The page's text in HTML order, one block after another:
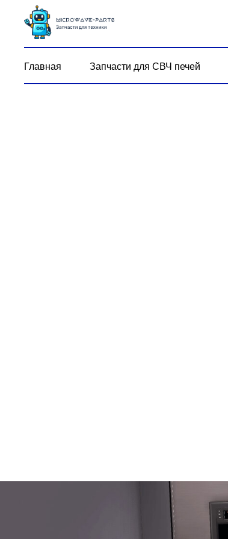
Главная Запчасти для СВЧ печей